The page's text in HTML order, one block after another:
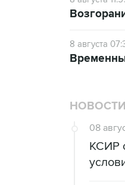
8 августа
НОВОСТИ
08
КСИР